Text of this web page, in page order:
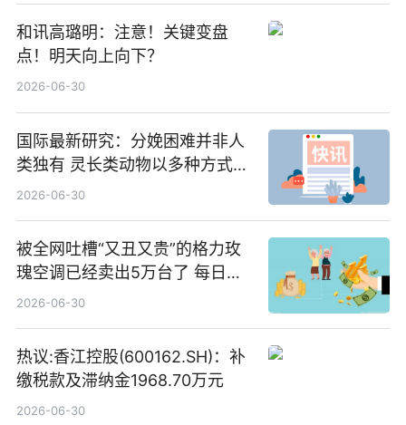
和讯高璐明：注意！关键变盘
点！明天向上向下？
2026-06-30
国际最新研究：分娩困难并非人
类独有 灵长类动物以多种方式演
化|最新消息
2026-06-30
被全网吐槽“又丑又贵”的格力玫
瑰空调已经卖出5万台了 每日热
文
2026-06-30
热议:香江控股(600162.SH)：补
缴税款及滞纳金1968.70万元
2026-06-30